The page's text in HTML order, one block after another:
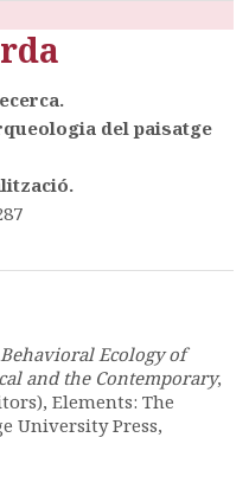
del paisatge
Ecology of
and the Contemporary,
Elements: The
University Press,